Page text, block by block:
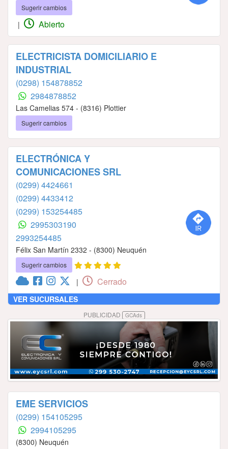
Sugerir cambios
| Abierto
ELECTRICISTA DOMICILIARIO E
INDUSTRIAL
(0298) 154878852
2984878852
Las Camelias 574 - (8316) Plottier
Sugerir cambios
ELECTRÓNICA Y
COMUNICACIONES SRL
(0299) 4424661
(0299) 4433412
(0299) 153254485
2995303190
2993254485
Félix San Martín 2332 - (8300) Neuquén
Sugerir cambios
| Cerrado
VER SUCURSALES
PUBLICIDAD GCAds
EME SERVICIOS
(0299) 154105295
2994105295
(8300) Neuquén